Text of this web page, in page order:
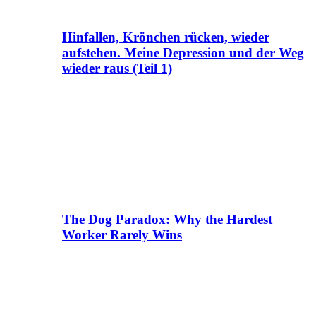
Hinfallen, Krönchen rücken, wieder
aufstehen. Meine Depression und der Weg
wieder raus (Teil 1)
The Dog Paradox: Why the Hardest
Worker Rarely Wins